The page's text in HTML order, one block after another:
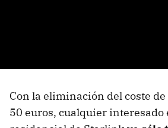
Con la eliminación del coste de
50 euros, cualquier interesado